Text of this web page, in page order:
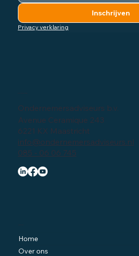
Bedrijfsgegevens
Ondernemersadviseurs b.v.
Avenue Ceramique 243
6221 KX Maastricht
info@ondernemersadviseurs.nl
085 - 06 06 745
Home
Over ons
Inschrijven
Privacy verklaring